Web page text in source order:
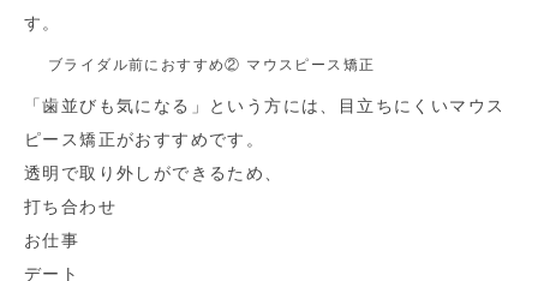
す。
ブライダル前におすすめ② マウスピース矯正
「歯並びも気になる」という方には、目立ちにくいマウス
ピース矯正がおすすめです。
透明で取り外しができるため、
打ち合わせ
お仕事
デート